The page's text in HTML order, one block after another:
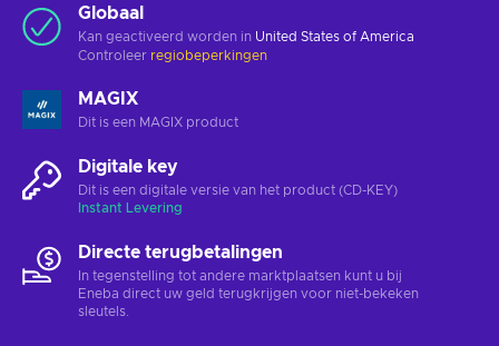
Globaal
Kan geactiveerd worden in United States of America
Controleer regiobeperkingen
MAGIX
Dit is een MAGIX product
Digitale key
Dit is een digitale versie van het product (CD-KEY)
Instant Levering
Directe terugbetalingen
In tegenstelling tot andere marktplaatsen kunt u bij
Eneba direct uw geld terugkrijgen voor niet-bekeken
sleutels.